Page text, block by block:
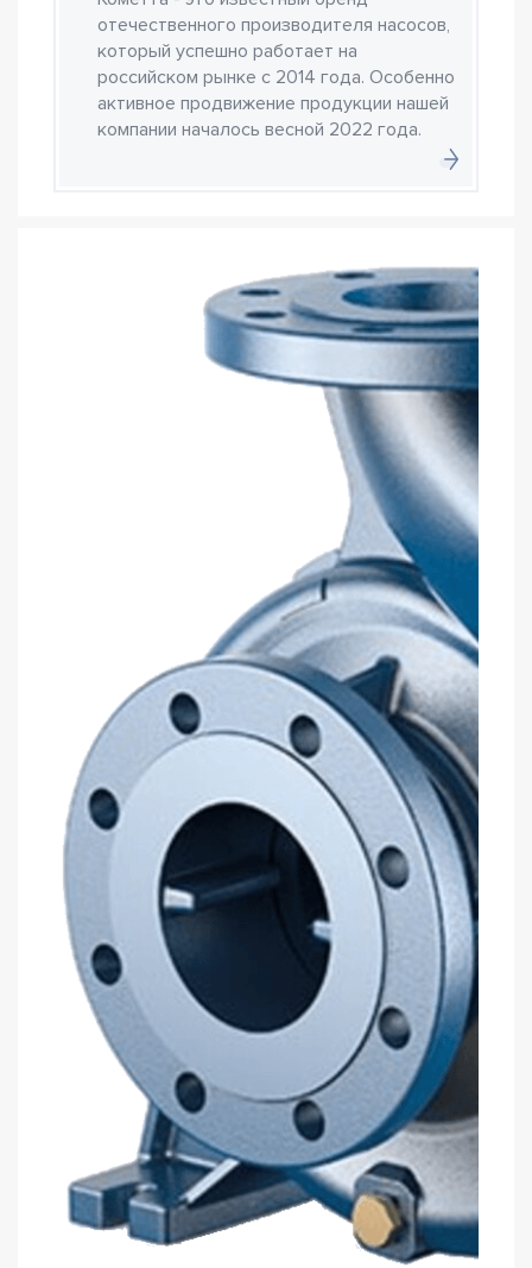
отечественного производителя насосов,
который успешно работает на
российском рынке с 2014 года. Особенно
активное продвижение продукции нашей
компании началось весной 2022 года.